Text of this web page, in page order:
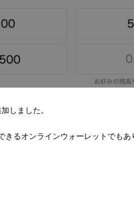
しました。
きるオンラインウォーレットでもあ